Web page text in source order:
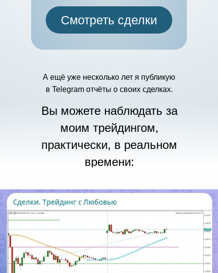
Вы можете наблюдать за
моим трейдингом,
практически, в реальном
времени:
А ещё уже несколько лет я публикую
в Telegram отчёты о своих сделках.
Смотреть сделки